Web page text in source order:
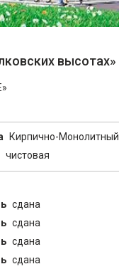
высотах»
Кирпично-Монолитный
чистовая
сдана
сдана
сдана
сдана